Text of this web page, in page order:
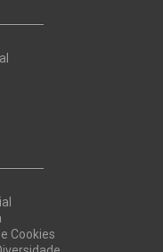
Cookies